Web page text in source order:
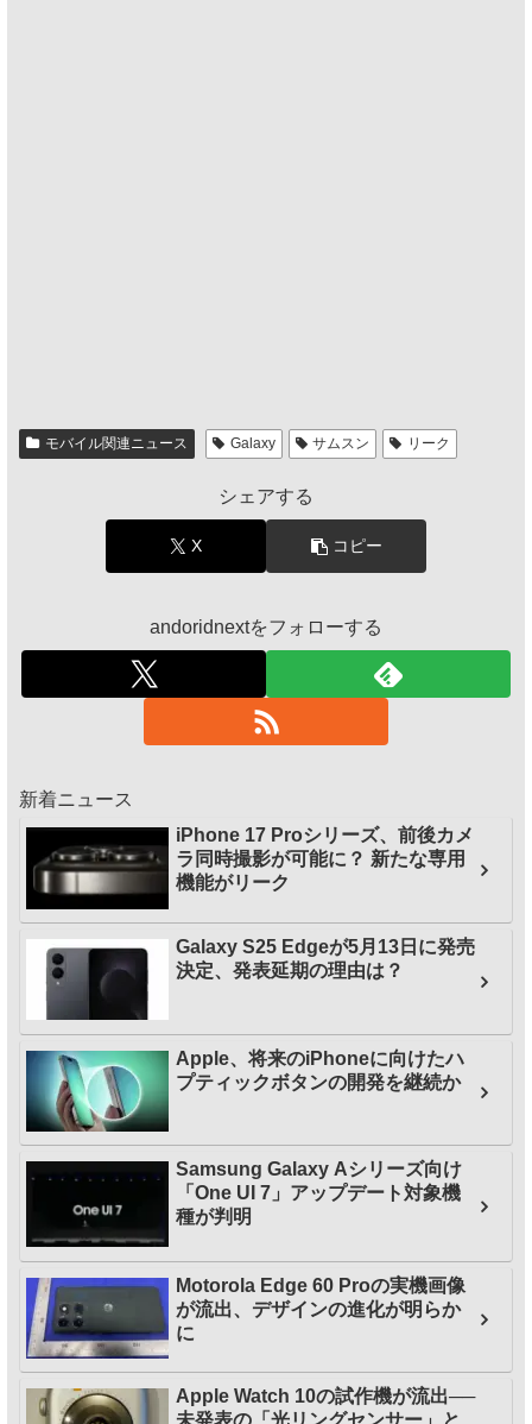
モバイル関連ニュース Galaxy サムスン リーク
シェアする
X コピー
andoridnextをフォローする
新着ニュース
iPhone 17 Proシリーズ、前後カメ
ラ同時撮影が可能に？ 新たな専用
機能がリーク
Galaxy S25 Edgeが5月13日に発売
決定、発表延期の理由は？
Apple、将来のiPhoneに向けたハ
プティックボタンの開発を継続か
Samsung Galaxy Aシリーズ向け
「One UI 7」アップデート対象機
種が判明
Motorola Edge 60 Proの実機画像
が流出、デザインの進化が明らか
に
Apple Watch 10の試作機が流出──